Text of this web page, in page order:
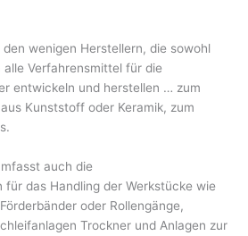
wenigen Herstellern, die sowohl
Verfahrensmittel für die
entwickeln und herstellen … zum
Kunststoff oder Keramik, zum
auch die
für das Handling der Werkstücke wie
oder Rollengänge,
Trockner und Anlagen zur